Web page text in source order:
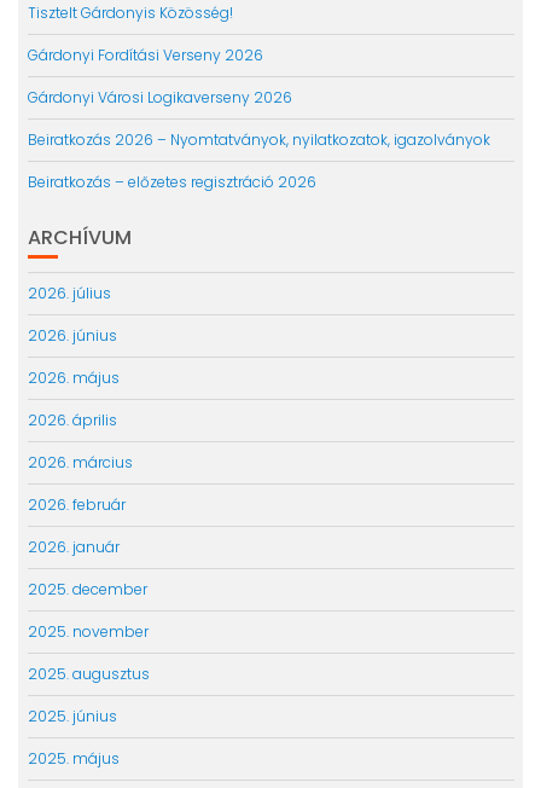
Tisztelt Gárdonyis Közösség!
Gárdonyi Fordítási Verseny 2026
Gárdonyi Városi Logikaverseny 2026
Beiratkozás 2026 – Nyomtatványok, nyilatkozatok, igazolványok
Beiratkozás – előzetes regisztráció 2026
ARCHÍVUM
2026. július
2026. június
2026. május
2026. április
2026. március
2026. február
2026. január
2025. december
2025. november
2025. augusztus
2025. június
2025. május